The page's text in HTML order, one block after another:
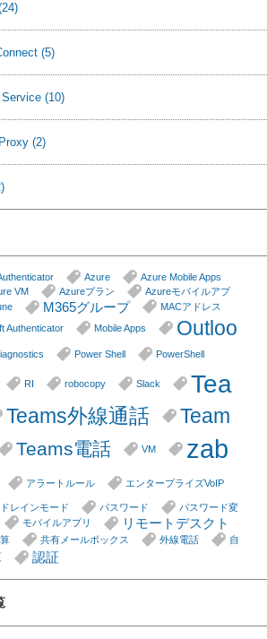
(5)
(10)
(2)
Azure
Azure Mobile Apps
VM Azureプラン
Azureモバイルアプ
M365グループ
MACアドレス
Authenticator Mobile Apps
Outloo
Power Shell PowerShell
RI robocopy Slack
Tea
Teams外線通話
Team
Teams電話 VM
zab
アラートルール エンタープライズVoIP
ドレインモード パスワード
パスワード変
モバイルアプリ
リモートデスクト
共有メールボックス 外線電話
自
認証